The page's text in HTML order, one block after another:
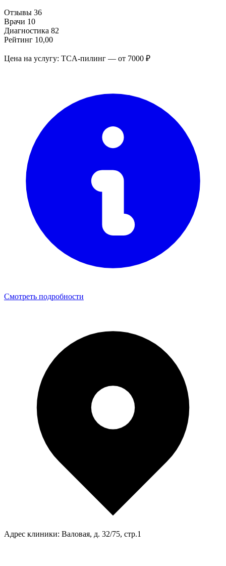
Отзывы 36
Врачи 10
Диагностика 82
Рейтинг 10,00
Цена на услугу: TCA-пилинг — от 7000 ₽
Смотреть подробности
Адрес клиники: Валовая, д. 32/75, стр.1